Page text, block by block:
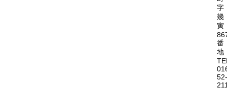
字
幾
寅
番
地
52-